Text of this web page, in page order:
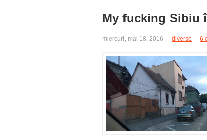
My fucking Sibiu
miercuri, mai 18, 2016 diverse 6